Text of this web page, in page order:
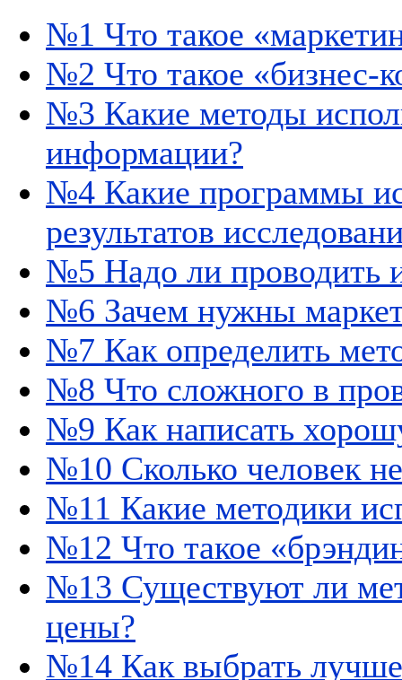
№1 Что такое
№2 Что такое «бизнес-
№3 Какие методы
информации?
№4 Какие программы
результатов
№5 Надо ли проводить
№6 Зачем нужны
№7 Как определить
№8 Что сложного в
№9 Как написать
№10 Сколько человек
№11 Какие методики
№12 Что такое
№13 Существуют ли
цены?
№14 Как выбрать